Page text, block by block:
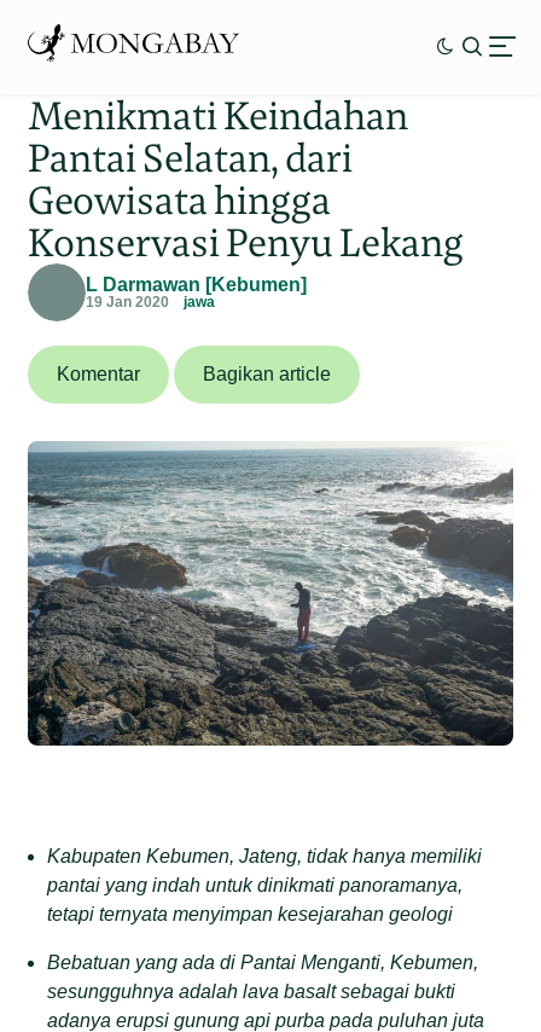
Menikmati Keindahan
Pantai Selatan, dari
Geowisata hingga
Konservasi Penyu Lekang
L Darmawan [Kebumen]
19 Jan 2020 jawa
Komentar Bagikan article
Kabupaten Kebumen, Jateng, tidak hanya memiliki
pantai yang indah untuk dinikmati panoramanya,
tetapi ternyata menyimpan kesejarahan geologi
Bebatuan yang ada di Pantai Menganti, Kebumen,
sesungguhnya adalah lava basalt sebagai bukti
adanya erupsi gunung api purba pada puluhan juta